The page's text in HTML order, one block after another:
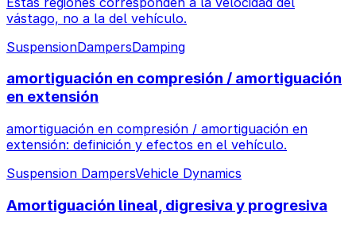
vástago, no a la del vehículo.
SuspensionDampersDamping
amortiguación en compresión / amortiguación
en extensión
amortiguación en compresión / amortiguación en
extensión: definición y efectos en el vehículo.
Suspension DampersVehicle Dynamics
Amortiguación lineal, digresiva y progresiva